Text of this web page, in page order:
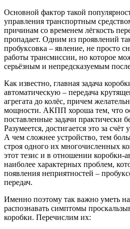
Основной фактор такой
управления транспортным
причинам со временем лёгкость
пропадает. Одним из проявлений
пробуксовка – явление, не просто
работы трансмиссии, но которое
серьёзным и непредсказуемым
Как известно, главная задача
автоматическую – передача
агрегата до колёс, причем
мощности. АКПП хороша тем, что
поставленные задачи практически
Разумеется, достигается это за
А чем сложнее устройство, тем
строя одного их многочисленных
этот тезис и в отношении коробки-
наиболее характерных проблем,
появления неприятностей –
передач.
Именно поэтому так важно уметь
распознавать симптомы
коробки. Перечислим их: